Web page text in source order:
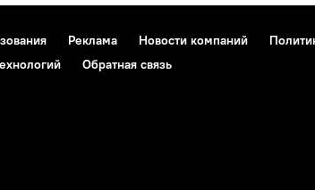
Реклама Новости компаний
Обратная связь